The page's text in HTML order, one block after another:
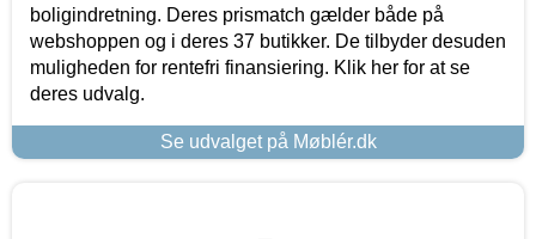
boligindretning. Deres prismatch gælder både på
webshoppen og i deres 37 butikker. De tilbyder desuden
muligheden for rentefri finansiering. Klik her for at se
deres udvalg.
Se udvalget på Møblér.dk